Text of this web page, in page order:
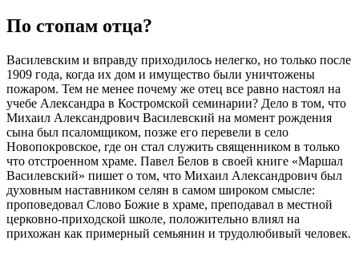
По стопам отца?
Василевским и вправду приходилось нелегко, но только после
1909 года, когда их дом и имущество были уничтожены
пожаром. Тем не менее почему же отец все равно настоял на
учебе Александра в Костромской семинарии? Дело в том, что
Михаил Александрович Василевский на момент рождения
сына был псаломщиком, позже его перевели в село
Новопокровское, где он стал служить священником в только
что отстроенном храме. Павел Белов в своей книге «Маршал
Василевский» пишет о том, что Михаил Александрович был
духовным наставником селян в самом широком смысле:
проповедовал Слово Божие в храме, преподавал в местной
церковно-приходской школе, положительно влиял на
прихожан как примерный семьянин и трудолюбивый человек.